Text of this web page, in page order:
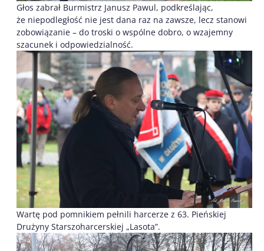
Głos zabrał Burmistrz Janusz Pawul, podkreślając,
że niepodległość nie jest dana raz na zawsze, lecz stanowi
zobowiązanie – do troski o wspólne dobro, o wzajemny
szacunek i odpowiedzialność.
Wartę pod pomnikiem pełnili harcerze z 63. Pieńskiej
Drużyny Starszoharcerskiej „Lasota”.